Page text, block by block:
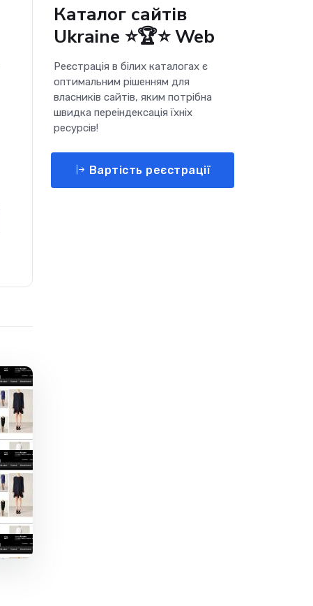
Каталог сайтів
Ukraine ⭐🏆⭐ Web
Реєстрація в білих каталогах є
оптимальним рішенням для
власників сайтів, яким потрібна
швидка переіндексація їхніх
ресурсів!
Вартість реєстрації